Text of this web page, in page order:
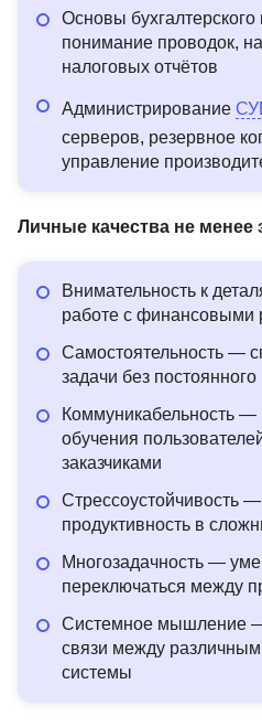
Основы
понимание проводок,
налоговых отчётов
Администрирование
серверов, резервное
управление
Личные качества не менее
Внимательность к
работе с финансовыми
Самостоятельность —
задачи без постоянного
Коммуникабельность —
обучения
заказчиками
Стрессоустойчивость
продуктивность в
Многозадачность —
переключаться между
Системное мышление —
связи между
системы